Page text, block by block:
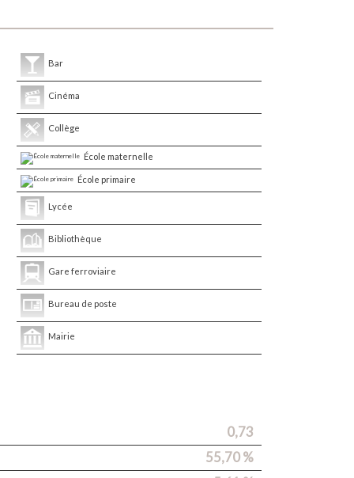
Bar
Cinéma
Collège
École maternelle
École primaire
Lycée
Bibliothèque
Gare ferroviaire
Bureau de poste
Mairie
0,73
55,70 %